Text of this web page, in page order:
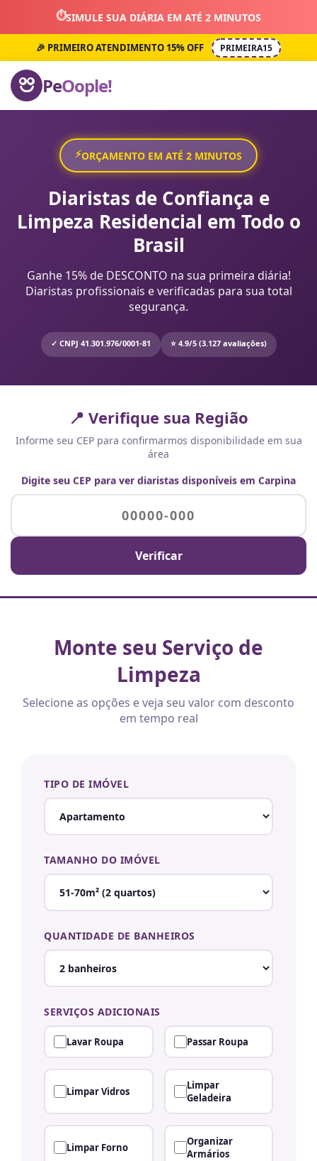
⏱️SIMULE SUA DIÁRIA EM ATÉ 2 MINUTOS
🎉 PRIMEIRO ATENDIMENTO 15% OFF PRIMEIRA15
PeOople!
⚡ORÇAMENTO EM ATÉ 2 MINUTOS
Diaristas de Confiança e
Limpeza Residencial em Todo o
Brasil
Ganhe 15% de DESCONTO na sua primeira diária!
Diaristas profissionais e verificadas para sua total
segurança.
✓ CNPJ 41.301.976/0001-81 ⭐ 4.9/5 (3.127 avaliações)
📍 Verifique sua Região
Informe seu CEP para confirmarmos disponibilidade em sua
área
Digite seu CEP para ver diaristas disponíveis em Carpina
Verificar
Monte seu Serviço de
Limpeza
Selecione as opções e veja seu valor com desconto
em tempo real
TIPO DE IMÓVEL
TAMANHO DO IMÓVEL
QUANTIDADE DE BANHEIROS
SERVIÇOS ADICIONAIS
Lavar Roupa Passar Roupa
Limpar Vidros
Limpar
Geladeira
Limpar Forno
Organizar
Armários